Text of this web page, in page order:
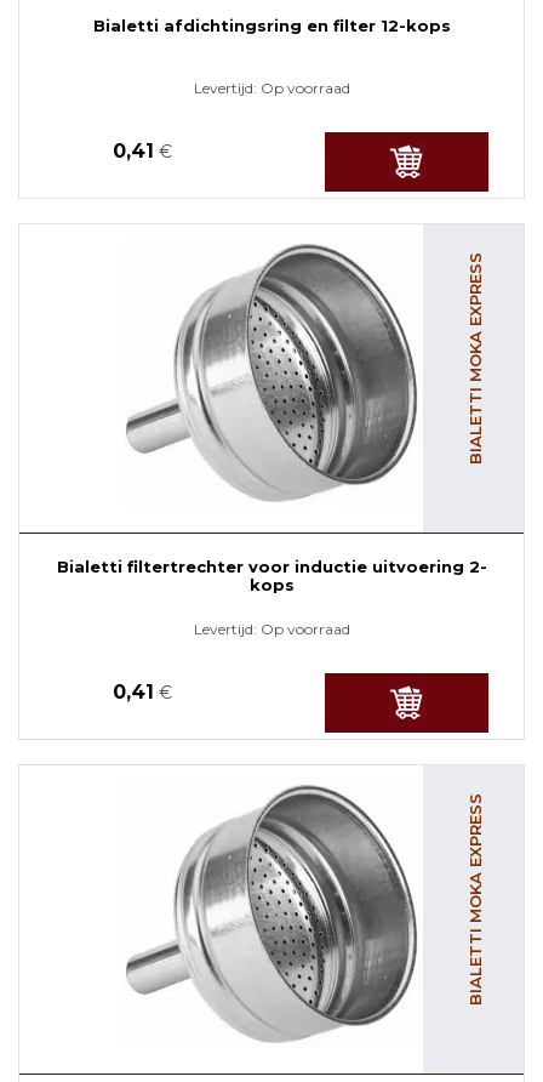
Bialetti afdichtingsring en filter 12-kops
Levertijd: Op voorraad
0,41 €
BIALETTI MOKA EXPRESS
Bialetti filtertrechter voor inductie uitvoering 2-
kops
Levertijd: Op voorraad
0,41 €
BIALETTI MOKA EXPRESS